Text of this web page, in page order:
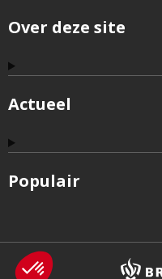
Over deze site
Actueel
Populair